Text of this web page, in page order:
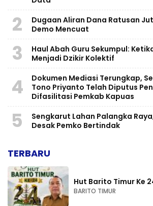
2
Dugaan Aliran Dana Ratusan
Demo Mencuat
3
Haul Abah Guru Sekumpul:
Menjadi Dzikir Kolektif
4
​Dokumen Mediasi Terungkap,
Tono Priyanto Telah Diputus
Difasilitasi Pemkab Kapuas
5
Sengkarut Lahan Palangka
Desak Pemko Bertindak
TERBARU
Hut Barito Timur Ke
BARITO TIMUR